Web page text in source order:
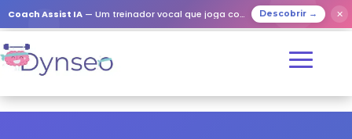
Coach Assist IA — Um treinador vocal que joga com os seus entes queridos Descobrir → ✕